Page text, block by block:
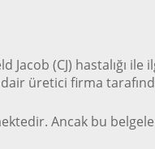
(CJ) hastalığı ile
üretici firma
Ancak bu